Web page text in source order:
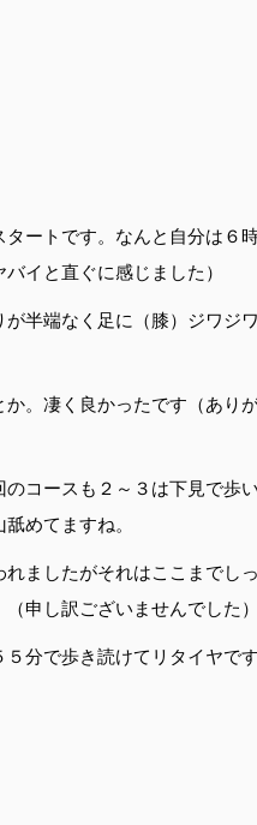
ートです。なんと自分は
イと直ぐに感じました）
半端なく足に（膝）ジワジ
。凄く良かったです（あり
コースも２～３は下見で
めてますね。
ましたがそれはここまで
申し訳ございませんでした）
分で歩き読けてリタイヤで